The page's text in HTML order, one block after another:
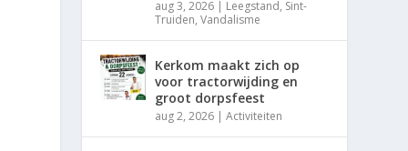
aug 3, 2026 | Leegstand, Sint-
Truiden,Vandalisme
Kerkom maakt zich op
voor tractorwijding en
groot dorpsfeest
aug 2, 2026 |Activiteiten